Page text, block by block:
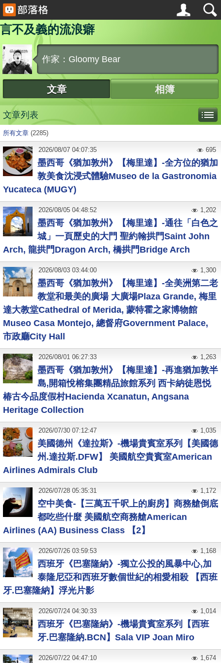
言不及義的流浪癖
作家：Gloomy Bear
文章 相簿
文章列表
所有文章 (2285)
墨西哥《猶加敦州》【梅里達】-全方位的猶加
敦美食沈浸式體驗Museo de la Gastronomia
Yucateca (MUGY)
2026/08/07 04:07:35 695
墨西哥《猶加敦州》【梅里達】-通往「白色之
城」一頁歷史的大門 聖約翰拱門Saint John
Arch, 龍拱門Dragon Arch, 橋拱門Bridge Arch
2026/08/05 04:48:52 1,202
墨西哥《猶加敦州》【梅里達】-全美洲第二老
教堂和最美的廣場 大廣場Plaza Grande, 梅里
達大教堂Cathedral of Merida, 蒙特霍之家博物館
Museo Casa Montejo, 總督府Government Palace,
市政廳City Hall
2026/08/03 03:44:00 1,300
墨西哥《猶加敦州》【梅里達】-再進猶加敦半
島,開箱悅榕集團精品旅館系列 西卡納徒恩悦
椿古今品度假村Hacienda Xcanatun, Angsana
Heritage Collection
2026/08/01 06:27:33 1,263
美國德州《達拉斯》-機場貴賓室系列【美國德
州.達拉斯.DFW】 美國航空貴賓室American
Airlines Admirals Club
2026/07/30 07:12:47 1,035
空中美食-【三萬五千呎上的廚房】商務艙倒底
都吃些什麼 美國航空商務艙American
Airlines (AA) Business Class 【2】
2026/07/28 05:35:31 1,172
西班牙《巴塞隆納》-獨立公投的風暴中心,加
泰隆尼亞和西班牙數個世紀的相愛相殺 【西班
牙.巴塞隆納】浮光片影
2026/07/26 03:59:53 1,168
西班牙《巴塞隆納》-機場貴賓室系列【西班
牙.巴塞隆納.BCN】Sala VIP Joan Miro
2026/07/24 04:30:33 1,014
2026/07/22 04:47:10 1,674